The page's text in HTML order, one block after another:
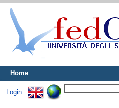
Home
Login